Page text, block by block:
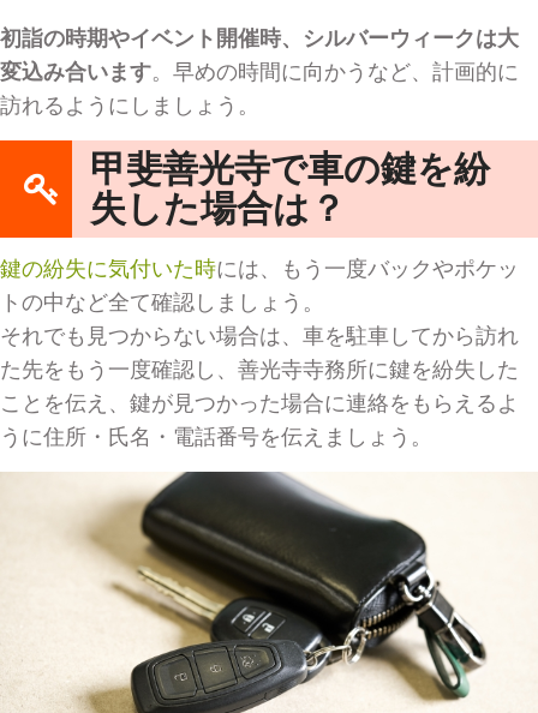
初詣の時期やイベント開催時、シルバーウィークは大
変込み合います。早めの時間に向かうなど、計画的に
訪れるようにしましょう。
甲斐善光寺で車の鍵を紛
失した場合は？
鍵の紛失に気付いた時には、もう一度バックやポケッ
トの中など全て確認しましょう。
それでも見つからない場合は、車を駐車してから訪れ
た先をもう一度確認し、善光寺寺務所に鍵を紛失した
ことを伝え、鍵が見つかった場合に連絡をもらえるよ
うに住所・氏名・電話番号を伝えましょう。